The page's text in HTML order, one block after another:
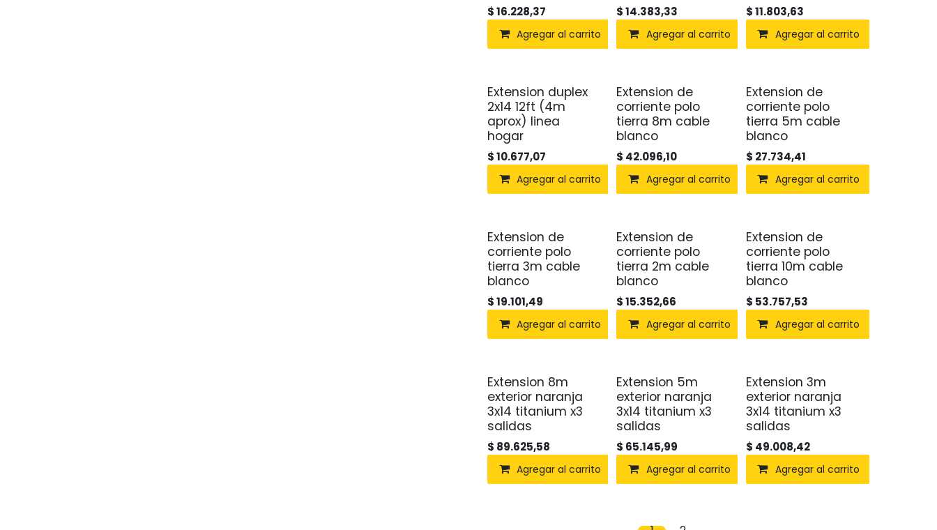
$16.228,37
Agregar al carrito
$14.383,33
Agregar al carrito
$11.803,63
Agregar al carrito
Extension duplex
2x14 12ft (4m
aprox) linea
hogar
$10.677,07
Agregar al carrito
Extension de
corriente polo
tierra 8m cable
blanco
$ 42.096,10
Agregar al carrito
Extension de
corriente polo
tierra 5m cable
blanco
$ 27.734,41
Agregar al carrito
Extension de
corriente polo
tierra 3m cable
blanco
$19.101,49
Agregar al carrito
Extension de
corriente polo
tierra 2m cable
blanco
$15.352,66
Agregar al carrito
Extension de
corriente polo
tierra 10m cable
blanco
$ 53.757,53
Agregar al carrito
Extension 8m
exterior naranja
3x14 titanium x3
salidas
$ 89.625,58
Agregar al carrito
Extension 5m
exterior naranja
3x14 titanium x3
salidas
$ 65.145,99
Agregar al carrito
Extension 3m
exterior naranja
3x14 titanium x3
salidas
$ 49.008,42
Agregar al carrito